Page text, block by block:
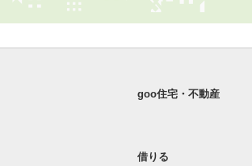
goo住宅・不動産
借りる